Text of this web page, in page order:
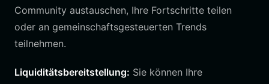
Community austauschen, Ihre Fortschritte teilen
oder an gemeinschaftsgesteuerten Trends
teilnehmen.
Liquiditätsbereitstellung: Sie können Ihre